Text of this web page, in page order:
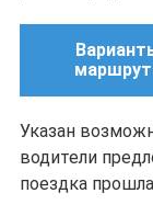
Указан
водители
поездка